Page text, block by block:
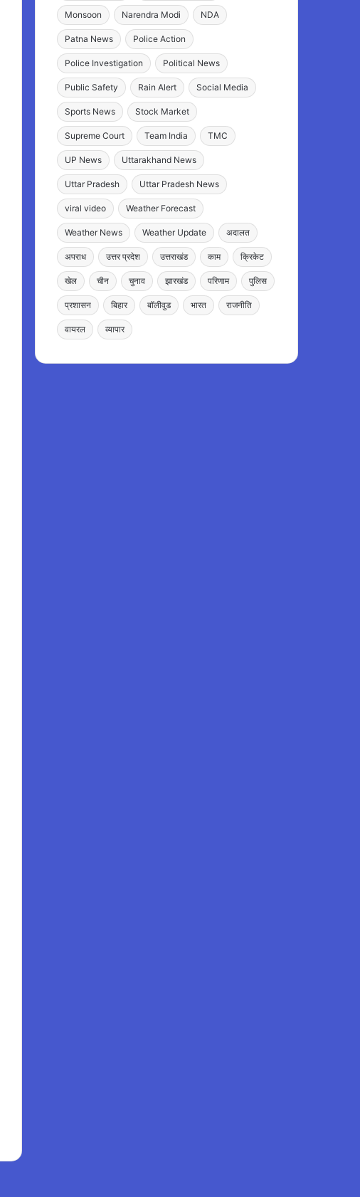
Monsoon Narendra Modi NDA
Patna News Police Action
Police Investigation Political News
Public Safety Rain Alert Social Media
Sports News Stock Market
Supreme Court Team India TMC
UP News Uttarakhand News
Uttar Pradesh Uttar Pradesh News
viral video Weather Forecast
Weather News Weather Update अदालत
अपराध उत्तर प्रदेश उत्तराखंड काम क्रिकेट
खेल चीन चुनाव झारखंड परिणाम पुलिस
प्रशासन बिहार बॉलीवुड भारत राजनीति
वायरल व्यापार